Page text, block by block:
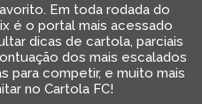
Em toda rodada do
é o portal mais acessado
dicas de cartola, parciais
dos mais escalados
para competir, e muito mais
no Cartola FC!